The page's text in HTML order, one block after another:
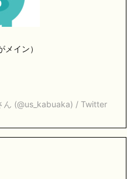
イン）
ん (@us_kabuaka) / Twitter